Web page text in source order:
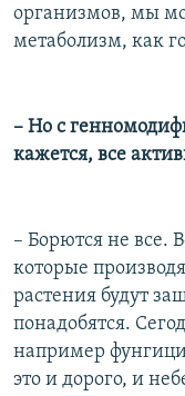
организмов, мы
метаболизм, как
– Но с
кажется, все
– Борются не все.
которые
растения будут
понадобятся.
например
это и дорого, и